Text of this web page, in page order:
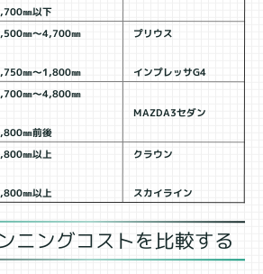
㎜以下
㎜～4,700㎜
㎜～1,800㎜
プリウス
インプレッサG4
㎜～4,800㎜
㎜前後
MAZDA3セダン
㎜以上
㎜以上
クラウン
スカイライン
ニングコストを比較する